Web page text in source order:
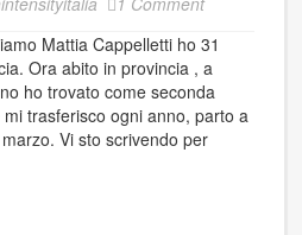
Mattia Cappelletti ho 31
Ora abito in provincia , a
ho trovato come seconda
trasferisco ogni anno, parto a
Vi sto scrivendo per